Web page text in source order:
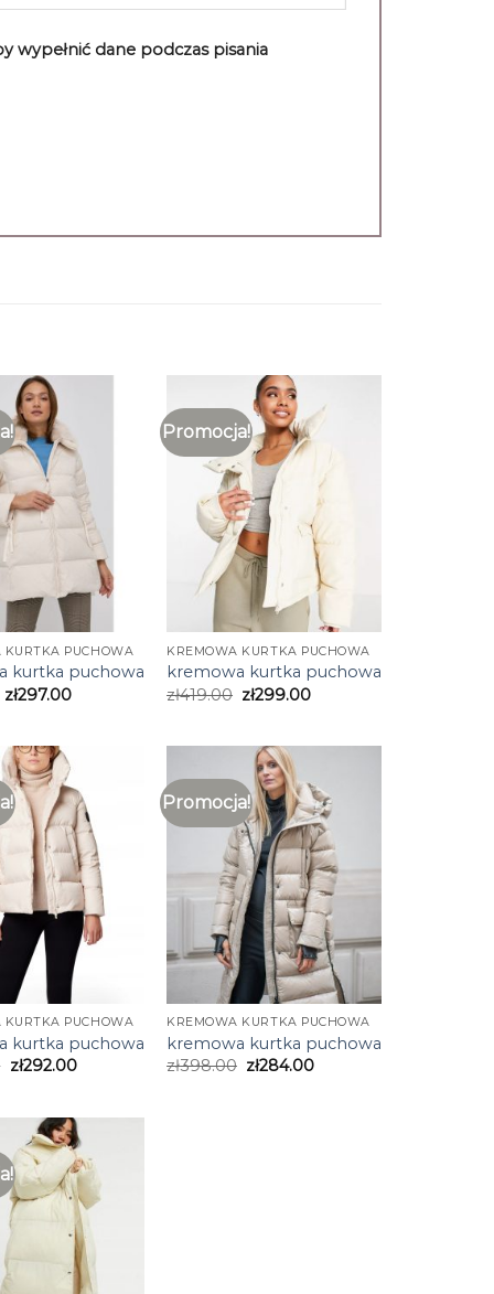
wypełnić dane podczas pisania
KURTKA PUCHOWA
kurtka puchowa
zł297.00
Promocja!
KREMOWA KURTKA PUCHOWA
kremowa kurtka puchowa
zł419.00 zł299.00
KURTKA PUCHOWA
kurtka puchowa
zł292.00
Promocja!
KREMOWA KURTKA PUCHOWA
kremowa kurtka puchowa
zł398.00 zł284.00